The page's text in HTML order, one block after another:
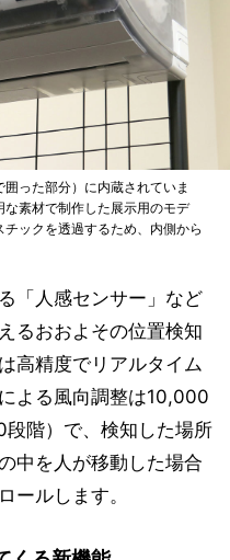
った部分）に内蔵されていま
素材で制作した展示用のモデ
ックを透過するため、内側から
「人感センサー」など
るおおよその位置検知
高精度でリアルタイム
よる風向調整は10,000
階）で、検知した場所
中を人が移動した場合
ールします。